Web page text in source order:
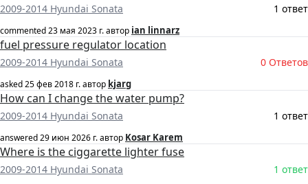
2009-2014 Hyundai Sonata 1 ответ
commented23 мая 2023 г.автор ian linnarz
fuel pressure regulator location
2009-2014 Hyundai Sonata 0 Ответов
asked25 фев 2018 г.автор kjarg
How can I change the water pump?
2009-2014 Hyundai Sonata 1 ответ
answered29 июн 2026 г.автор Kosar Karem
Where is the ciggarette lighter fuse
2009-2014 Hyundai Sonata 1 ответ